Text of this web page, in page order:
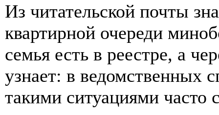
Из читательской почты
квартирной очереди
семья есть в реестре, а
узнает: в ведомственных
такими ситуациями часто